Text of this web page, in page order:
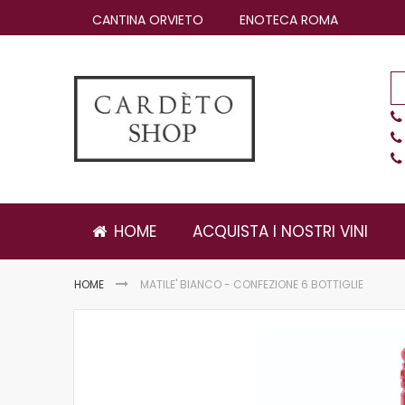
contenuto
CANTINA ORVIETO ENOTECA ROMA
HOME ACQUISTA I NOSTRI VINI
HOME MATILE' BIANCO - CONFEZIONE 6 BOTTIGLIE